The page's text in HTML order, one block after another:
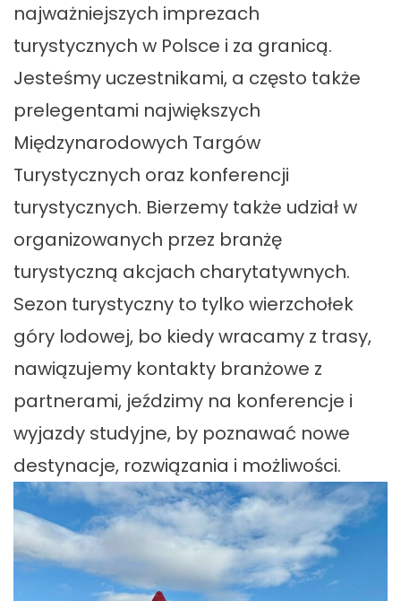
najważniejszych imprezach
turystycznych w Polsce i za granicą.
Jesteśmy uczestnikami, a często także
prelegentami największych
Międzynarodowych Targów
Turystycznych oraz konferencji
turystycznych. Bierzemy także udział w
organizowanych przez branżę
turystyczną akcjach charytatywnych.
Sezon turystyczny to tylko wierzchołek
góry lodowej, bo kiedy wracamy z trasy,
nawiązujemy kontakty branżowe z
partnerami, jeździmy na konferencje i
wyjazdy studyjne, by poznawać nowe
destynacje, rozwiązania i możliwości.